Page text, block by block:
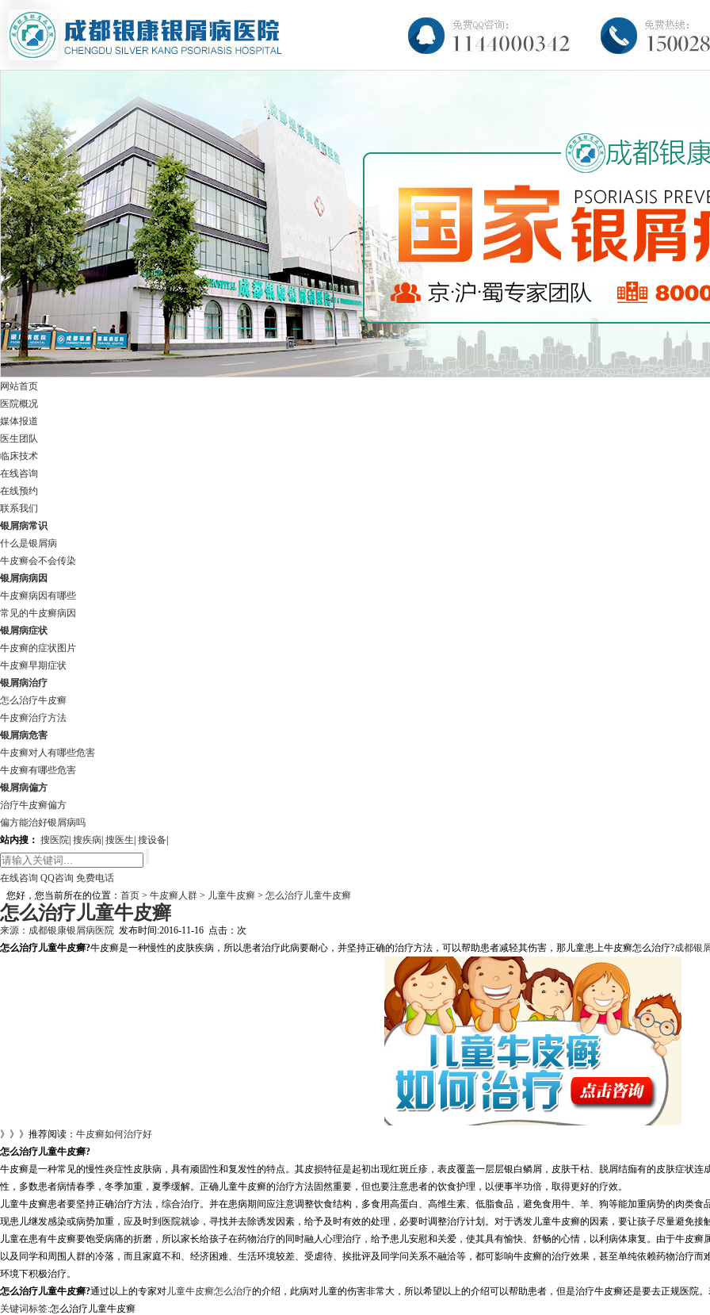
网站首页
医院概况
媒体报道
医生团队
临床技术
在线咨询
在线预约
联系我们
银屑病常识
什么是银屑病
牛皮癣会不会传染
银屑病病因
牛皮癣病因有哪些
常见的牛皮癣病因
银屑病症状
牛皮癣的症状图片
牛皮癣早期症状
银屑病治疗
怎么治疗牛皮癣
牛皮癣治疗方法
银屑病危害
牛皮癣对人有哪些危害
牛皮癣有哪些危害
银屑病偏方
治疗牛皮癣偏方
偏方能治好银屑病吗
站内搜： 搜医院 搜疾病 搜医生 搜设备
在线咨询 QQ咨询 免费电话
您好，您当前所在的位置： 首页 > 牛皮癣人群 > 儿童牛皮癣 > 怎么治疗儿童牛皮癣
怎么治疗儿童牛皮癣
来源： 成都银康银屑病医院 发布时间:2016-11-16 点击： 次
怎么治疗儿童牛皮癣?牛皮癣是一种慢性的皮肤疾病，所以患者治疗此病要耐心，并坚持正确的治疗方法，可以帮助患者减轻其伤害，那儿童患上牛皮癣怎么治疗?成都银
》》》推荐阅读： 牛皮癣如何治疗好
怎么治疗儿童牛皮癣?
牛皮癣是一种常见的慢性炎症性皮肤病，具有顽固性和复发性的特点。其皮损特征是起初出现红斑丘疹，表皮覆盖一层层银白鳞屑，皮肤干枯、脱屑结痂有的皮肤症状
性，多数患者病情春季，冬季加重，夏季缓解。正确儿童牛皮癣的治疗方法固然重要，但也要注意患者的饮食护理，以便事半功倍，取得更好的疗效。
儿童牛皮癣患者要坚持正确治疗方法，综合治疗。并在患病期间应注意调整饮食结构，多食用高蛋白、高维生素、低脂食品，避免食用牛、羊、狗等能加重病势的肉类
现患儿继发感染或病势加重，应及时到医院就诊，寻找并去除诱发因素，给予及时有效的处理，必要时调整治疗计划。对于诱发儿童牛皮癣的因素，要让孩子尽量避免接触
儿童在患有牛皮癣要饱受病痛的折磨，所以家长给孩子在药物治疗的同时融人心理治疗，给予患儿安慰和关爱，使其具有愉快、舒畅的心情，以利病体康复。由于牛皮
以及同学和周围人群的冷落，而且家庭不和、经济困难、生活环境较差、受虐待、挨批评及同学问关系不融洽等，都可影响牛皮癣的治疗效果，甚至单纯依赖药物治疗
环境下积极治疗。
怎么治疗儿童牛皮癣?通过以上的专家对儿童牛皮癣怎么治疗的介绍，此病对儿童的伤害非常大，所以希望以上的介绍可以帮助患者，但是治疗牛皮癣还是要去正规医院
关键词标签:怎么治疗儿童牛皮癣